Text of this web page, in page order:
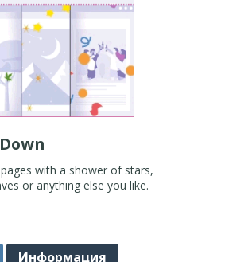
with a shower of stars,
or anything else you like.
Информация